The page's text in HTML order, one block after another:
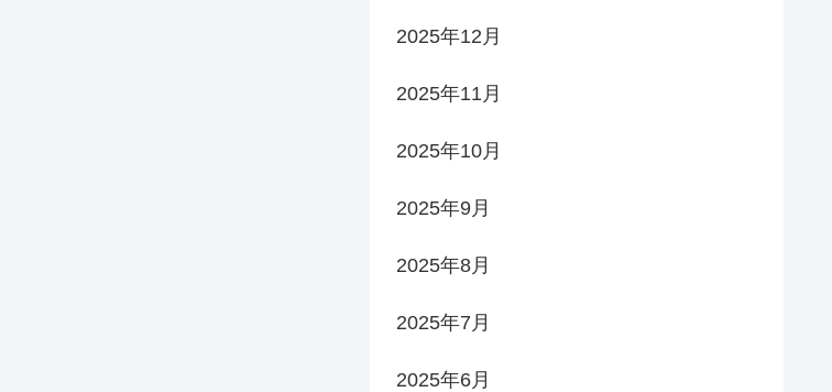
2025年12月
2025年11月
2025年10月
2025年9月
2025年8月
2025年7月
2025年6月